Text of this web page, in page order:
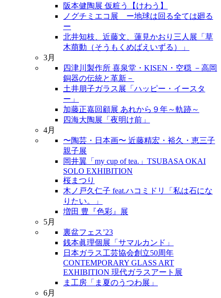
阪本健陶展 仮粧う【けわう】
ノグチミエコ展 ー地球は回る全ては廻る
ー
北井知枝、近藤文、蓮見かおり三人展「草
木萠動（そうもくめばえいずる）」
3月
四津川製作所 喜泉堂・KISEN・空穏 －高岡
銅器の伝統と革新－
土井朋子ガラス展「ハッピー・イースタ
ー」
加藤正嘉回顧展 あれから９年～軌跡～
四海大陶展「夜明け前」
4月
〜陶芸・日本画〜 近藤精宏・裕久・恵三子
親子展
岡井翼「my cup of tea.」TSUBASA OKAI
SOLO EXHIBITION
桜まつり
木ノ戸久仁子 feat.ハコミドリ「私は石にな
りたい。」
増田 豊『色彩』展
5月
裏盆フェス’23
銭本眞理個展「サマルカンド」
日本ガラス工芸協会創立50周年
CONTEMPORARY GLASS ART
EXHIBITION 現代ガラスアート展
ま工房「ま夏のうつわ展」
6月